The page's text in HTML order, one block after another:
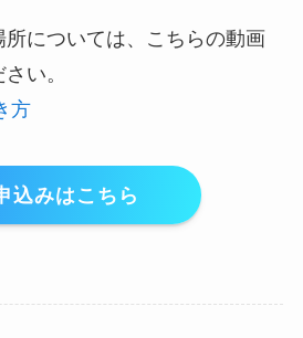
については、こちらの動画
い。
方
込みはこちら